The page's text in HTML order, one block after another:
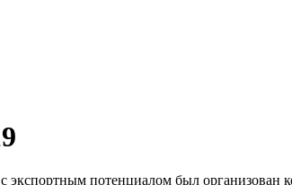
потенциалом был организован